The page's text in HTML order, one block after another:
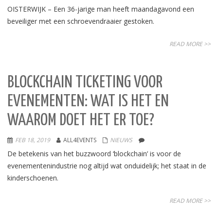
OISTERWIJK – Een 36-jarige man heeft maandagavond een
beveiliger met een schroevendraaier gestoken.
READ MORE >>
BLOCKCHAIN TICKETING VOOR
EVENEMENTEN: WAT IS HET EN
WAAROM DOET HET ER TOE?
FEB 18, 2019 ALL4EVENTS NIEUWS
De betekenis van het buzzwoord ‘blockchain’ is voor de
evenementenindustrie nog altijd wat onduidelijk; het staat in de
kinderschoenen.
READ MORE >>